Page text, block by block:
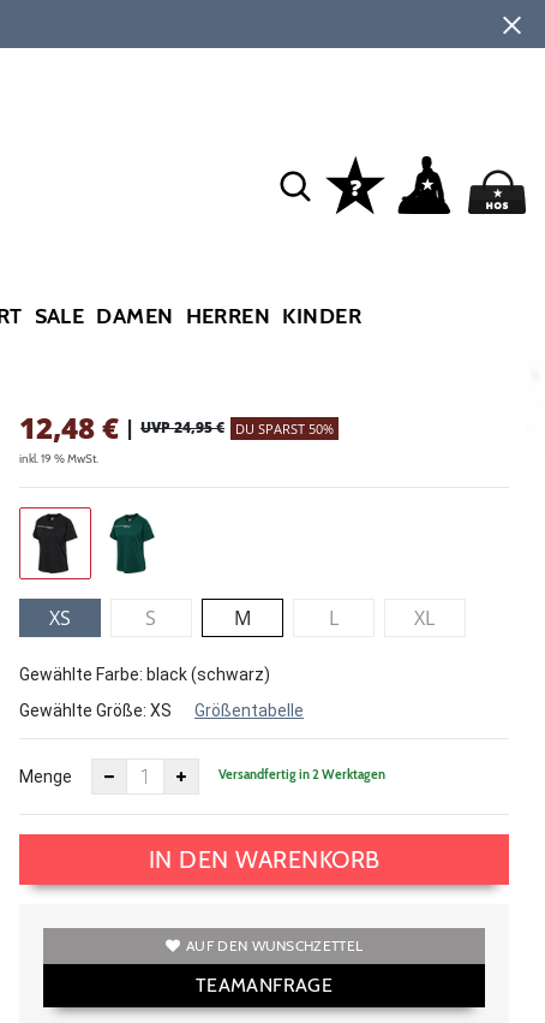
SALE DAMEN HERREN KINDER
12,48€ | UVP 24,95 € DU SPARST 50%
inkl. 19 % MwSt.
XS S M L XL
Gewählte Farbe: black (schwarz)
Gewählte Größe: XS Größentabelle
Menge Versandfertig in 2 Werktagen
IN DEN WARENKORB
AUF DEN WUNSCHZETTEL
TEAMANFRAGE